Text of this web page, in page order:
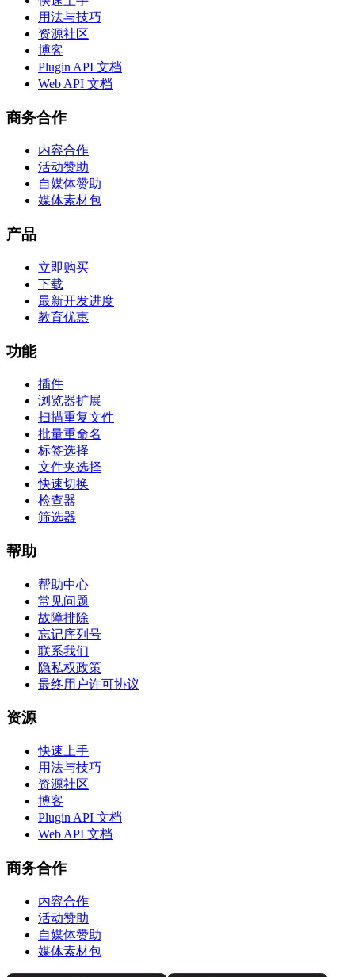
用法与技巧
资源社区
博客
Plugin API 文档
Web API 文档
商务合作
内容合作
活动赞助
自媒体赞助
媒体素材包
产品
立即购买
下载
最新开发进度
教育优惠
功能
插件
浏览器扩展
扫描重复文件
批量重命名
标签选择
文件夹选择
快速切换
检查器
筛选器
帮助
帮助中心
常见问题
故障排除
忘记序列号
联系我们
隐私权政策
最终用户许可协议
资源
快速上手
用法与技巧
资源社区
博客
Plugin API 文档
Web API 文档
商务合作
内容合作
活动赞助
自媒体赞助
媒体素材包